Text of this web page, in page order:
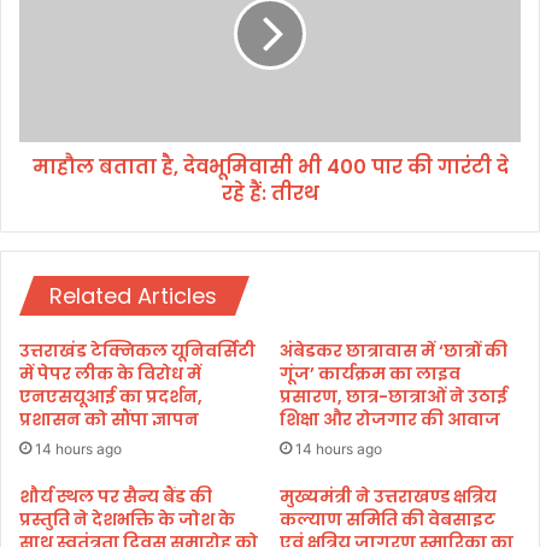
दे
भी
4
0
0
पा
र
की
रं
टी
माहौल बताता है, देवभूमिवासी भी 400 पार की गारंटी दे
रहे हैं: तीरथ
Related Articles
उत्तराखंड टेक्निकल यूनिवर्सिटी
में पेपर लीक के विरोध में
एनएसयूआई का प्रदर्शन,
प्रशासन को सौंपा ज्ञापन
14 hours ago
अंबेडकर छात्रावास में ‘छात्रों की
गूंज’ कार्यक्रम का लाइव
प्रसारण, छात्र-छात्राओं ने उठाई
शिक्षा और रोजगार की आवाज
14 hours ago
शौर्य स्थल पर सैन्य बैंड की
प्रस्तुति ने देशभक्ति के जोश के
साथ स्वतंत्रता दिवस समारोह को
मुख्यमंत्री ने उत्तराखण्ड क्षत्रिय
कल्याण समिति की वेबसाइट
एवं क्षत्रिय जागरण स्मारिका का